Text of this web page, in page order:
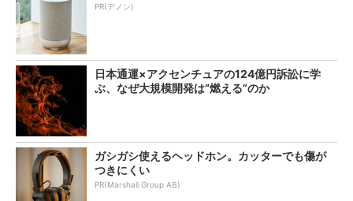
PR(デノン)
日本通運×アクセンチュアの124億円訴訟に学
ぶ、なぜ大規模開発は“燃える”のか
ガシガシ使えるヘッドホン。カッターでも傷が
つきにくい
PR(Marshall Group AB)